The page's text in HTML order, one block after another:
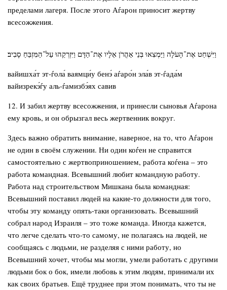
пределами лагеря. После этого Аѓарон приносит жертву
всесожжения.
וַיִּשְׁחַט אֶת־הָעֹלָה וַיַּמְצִאוּ בְּנֵי אַהֲרֹן אֵלָיו אֶת־הַדָּם וַיִּזְרְקֵהוּ עַל־הַמִּזְבֵּחַ סָבִיב׃
вайишха́т эт-ѓола́ ваямци́у бенэ́ аѓаро́н эла́в эт-ѓада́м
вайизрекэ́ѓу аль-ѓамизбэ́ях савив
12. И забил жертву всесожжения, и принесли сыновья Аѓарона
ему кровь, и он обрызгал весь жертвенник вокруг.
Здесь важно обратить внимание, наверное, на то, что Аѓарон
не один в своём служении. Ни один коѓен не справится
самостоятельно с жертвоприношением, работа коѓена – это
работа командная. Всевышний любит командную работу.
Работа над строительством Мишкана была командная:
Всевышний поставил людей на какие-то должности для того,
чтобы эту команду опять-таки организовать. Всевышний
собрал народ Израиля – это тоже команда. Иногда кажется,
что легче сделать что-то самому, не полагаясь на людей, не
сообщаясь с людьми, не разделяя с ними работу, но
Всевышний хочет, чтобы мы могли, умели работать с другими
людьми бок о бок, имели любовь к этим людям, принимали их
как своих братьев. Ещё труднее при этом понимать, что ты не